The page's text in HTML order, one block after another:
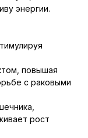
энергии.
повышая
с раковыми
рост